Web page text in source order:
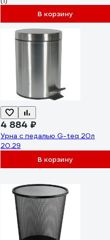
В корзину
4 884 ₽
Урна с педалью G-teq 20л
20.29
В корзину